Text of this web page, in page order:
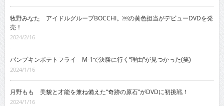
牧野みなた アイドルグループBOCCHI。￼の黄色担当がデビューDVDを発
売！
2024/2/16
パンプキンポテトフライ M-1で決勝に行く“理由”が見つかった(笑)
2024/1/16
月野もも 美貌と才能を兼ね備えた“奇跡の原石”がDVDに初挑戦！
2024/1/16